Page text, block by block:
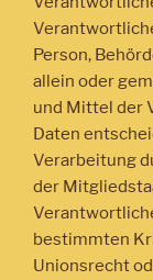
Person,
allein oder
und Mittel der
Daten
Verarbeitung
der
bestimmten
Unionsrecht